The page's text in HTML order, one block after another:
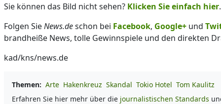
Sie können das Bild nicht sehen? Klicken Sie einfach hier.
Folgen SieNews.deschon bei Facebook, Google+ und
brandheiße News, tolle Gewinnspiele und den direkten
kad/kns/news.de
Themen: Arte Hakenkreuz Skandal Tokio Hotel Tom Kaulitz
Erfahren Sie hier mehr über die journalistischen Standards